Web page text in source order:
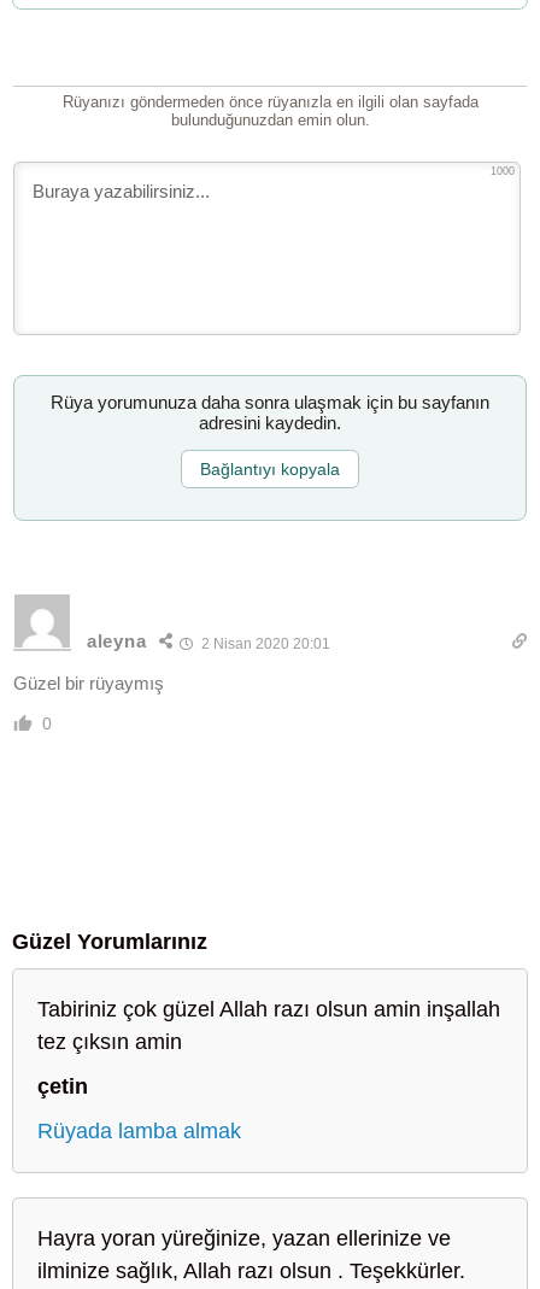
Rüyanızı göndermeden önce rüyanızla en ilgili olan sayfada
bulunduğunuzdan emin olun.
1000
Rüya yorumunuza daha sonra ulaşmak için bu sayfanın
adresini kaydedin.
Bağlantıyı kopyala
aleyna 2 Nisan 2020 20:01
Güzel bir rüyaymış
0
Güzel Yorumlarınız
Tabiriniz çok güzel Allah razı olsun amin inşallah
tez çıksın amin
çetin
Rüyada lamba almak
Hayra yoran yüreğinize, yazan ellerinize ve
ilminize sağlık, Allah razı olsun . Teşekkürler.